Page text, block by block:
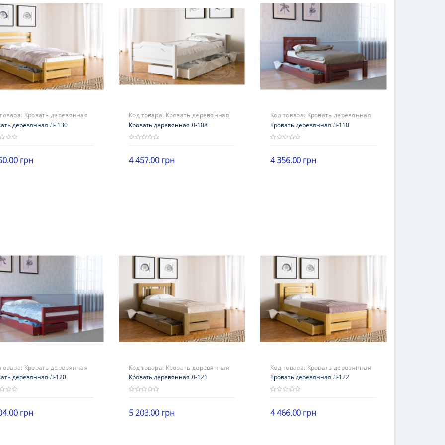
Кровать деревянная
деревянная Л- 130
грн
Код товара: Кровать деревянная
Л-108
Кровать деревянная Л-108
4 457.00 грн
Код товара: Кровать деревянная
Л-110
Кровать деревянная Л-110
4 356.00 грн
Кровать деревянная
деревянная Л-120
грн
Код товара: Кровать деревянная
Л-121
Кровать деревянная Л-121
5 203.00 грн
Код товара: Кровать деревянная
Л-122
Кровать деревянная Л-122
4 466.00 грн